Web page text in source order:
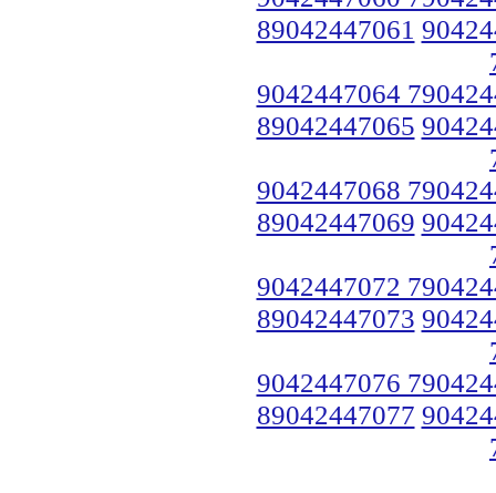
89042447061
9042447064
89042447065
9042447068
89042447069
9042447072
89042447073
9042447076
89042447077